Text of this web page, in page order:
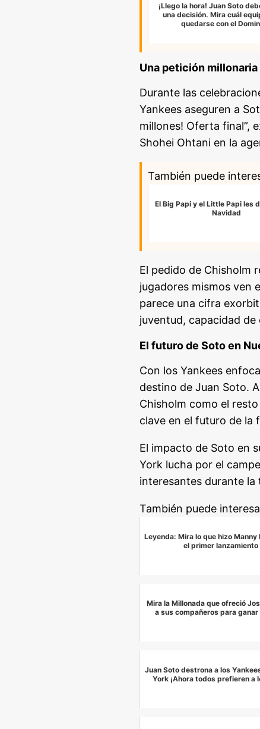
¡Llego la hora! Juan Soto
una decisión. Mira cuál
quedarse con el
Una petición millonaria
Durante las
Yankees aseguren a
millones! Oferta final”,
Shohei Ohtani en la
También puede
El Big Papi y el Little Papi les
Navidad
El pedido de Chisholm
jugadores mismos ven
parece una cifra
juventud, capacidad
El futuro de Soto en
Con los Yankees
destino de Juan Soto.
Chisholm como el
clave en el futuro de la
El impacto de Soto en
York lucha por el
interesantes durante la
También puede
Leyenda: Mira lo que hizo Manny
el primer lanzamiento
Mira la Millonada que ofreció
a sus compañeros para ganar
Juan Soto destrona a los
York ¡Ahora todos prefieren a